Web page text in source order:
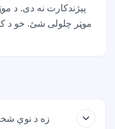
پیژندکارت نه دی. د
موټر چلولی شئ. خو د
زه د نوي